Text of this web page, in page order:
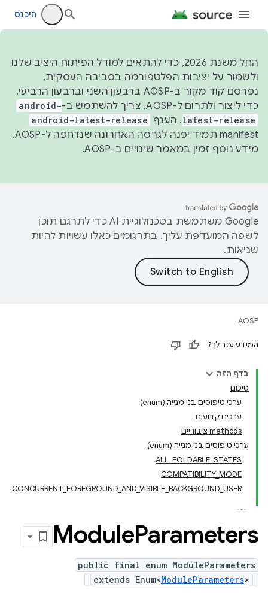
היכנס
החל משנת 2026, כדי להתאים למודל הפיתוח היציב שלנו
ולשמור על יציבות הפלטפורמה בסביבה העסקית,
נפרסם קוד מקור ב-AOSP ברבעון השני וברבעון הרביעי.
כדי ליצור ולתרום ל-AOSP, צריך להשתמש ב-
android-
latest-release. הענף android-latest-release
manifest תמיד יפנה לגרסה האחרונה שנדחפה ל-AOSP.
מידע נוסף זמין במאמר שינויים ב-AOSP .
‫Google משתמשת בטכנולוגיית AI כדי לתרגם תוכן
לשפה המועדפת עליך. בתרגומים כאלו עשויות להיות
שגיאות.
AOSP
המידע עזר לך?
בדף הזה
סיכום
ערכי טיפוסים בני מנייה (enum)
ערכים קבועים
‫methods ציבוריים
ערכי טיפוסים בני מנייה (enum)
ALL_FOLDABLE_STATES
COMPATIBILITY_MODE
CONCURRENT_FOREGROUND_AND_VISIBLE_BACKGROUND_USER
ModuleParameters
public final enum ModuleParameters
extends Enum<ModuleParameters>